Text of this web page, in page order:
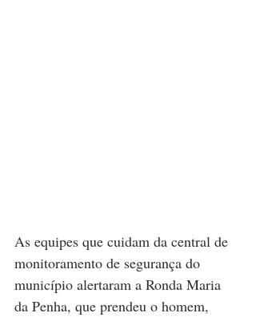
As equipes que cuidam da central de
monitoramento de segurança do
município alertaram a Ronda Maria
da Penha, que prendeu o homem,